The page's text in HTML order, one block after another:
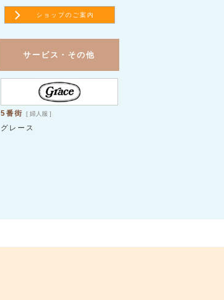
ショップのご案内
サービス・その他
5番街 [ 婦人服 ]
グレース